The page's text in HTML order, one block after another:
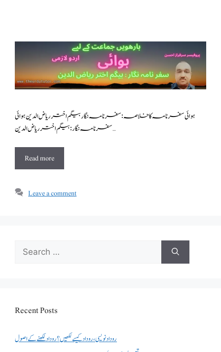
ہوائی سفرنامہ کا خلاصہ: سفر نامہ نگار بیگم اختر ریاض الدین ہوائی
سفر نامہ نگار : بیگم اختر ریاض الدین …
Read more
Leave a comment
Search
for:
Recent Posts
روداد نویسی ،روداد کیسے لکھیں؟ روداد لکھنے کے اصول